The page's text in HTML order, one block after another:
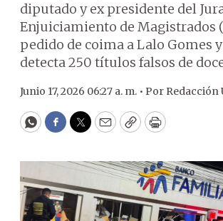
diputado y ex presidente del
Enjuiciamiento de Magistrados
pedido de coima a Lalo Gomes
detecta 250 títulos falsos de
Junio 17, 2026 06:27 a. m. • Por Redacción
WhatsApp
Facebook
Twitter
EmailCopyPrint